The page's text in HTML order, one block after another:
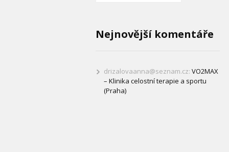
Nejnovější komentáře
drizalovaanna@seznam.cz: VO2MAX
– Klinika celostní terapie a sportu
(Praha)